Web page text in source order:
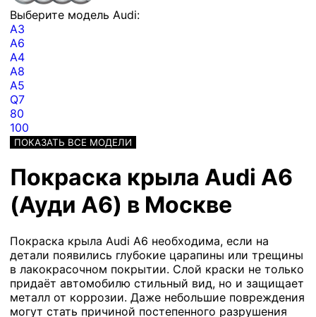
Выберите модель Audi:
A3
A6
A4
A8
A5
Q7
80
100
ПОКАЗАТЬ ВСЕ МОДЕЛИ
Покраска крыла Audi A6
(Ауди А6) в Москве
Покраска крыла Audi A6 необходима, если на
детали появились глубокие царапины или трещины
в лакокрасочном покрытии. Слой краски не только
придаёт автомобилю стильный вид, но и защищает
металл от коррозии. Даже небольшие повреждения
могут стать причиной постепенного разрушения